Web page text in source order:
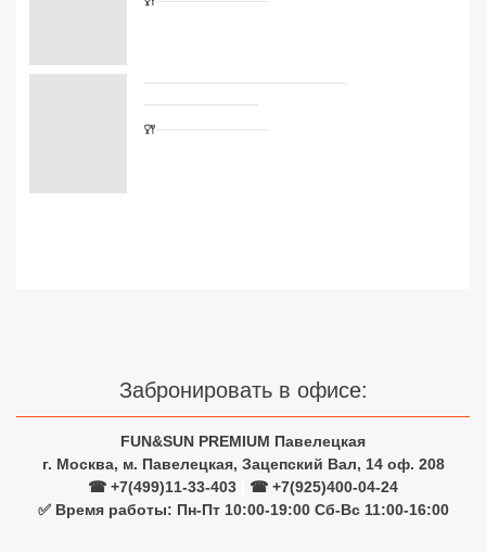
Забронировать в офисе:
FUN&SUN PREMIUM Павелецкая
г. Москва, м. Павелецкая, Зацепский Вал, 14 оф. 208
☎ +7(499)11-33-403
☎ +7(925)400-04-24
✅ Время работы: Пн-Пт 10:00-19:00 Сб-Вс 11:00-16:00
Сетевые отели Египта
Сетевые отели ОАЭ
Сетевые отели Бали
Сетевые отели Сейшел
Сетевые отели Маврикия